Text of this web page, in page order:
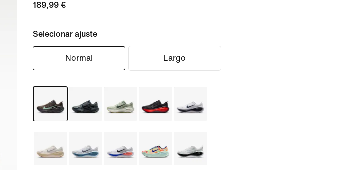
189,99 €
Selecionar ajuste
Normal Largo